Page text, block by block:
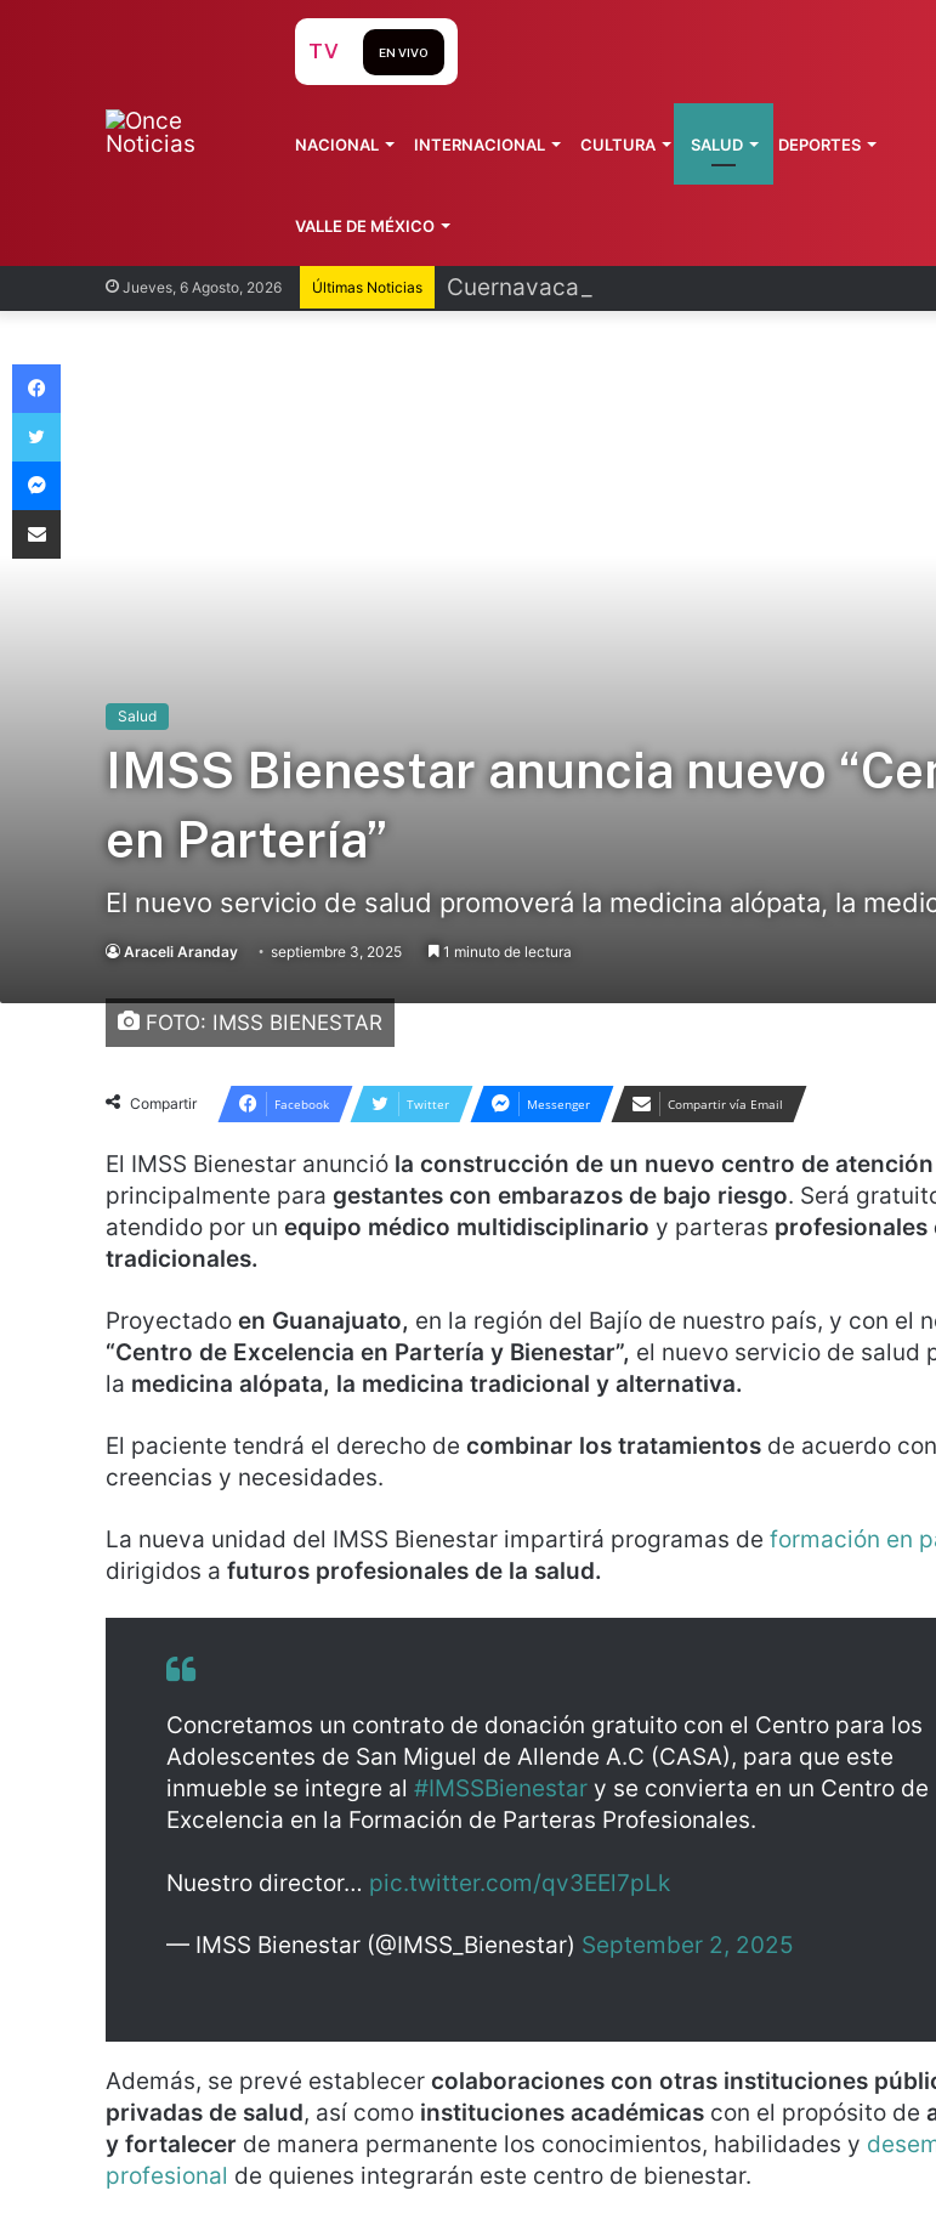
Jueves, 6 Agosto, 2026 Últimas Noticias Cuernavaca: explosión de pipa deja 20
TV EN VIVO
NACIONAL INTERNACIONAL CULTURA SALUD DEPORTES
VALLE DE MÉXICO
Salud
IMSS Bienestar anuncia nuevo
en Partería”
El nuevo servicio de salud promoverá la medicina alópata, la
Araceli Aranday septiembre 3, 2025 1 minuto de lectura
FOTO: IMSS BIENESTAR
Compartir Facebook Twitter Messenger Compartir vía Email
El IMSS Bienestar anunció la construcción de un nuevo centro de atención
principalmente para gestantes con embarazos de bajo riesgo. Será
atendido por un equipo médico multidisciplinario y parteras profesionales
tradicionales.
Proyectado en Guanajuato, en la región del Bajío de nuestro país, y con el
“Centro de Excelencia en Partería y Bienestar”, el nuevo servicio de salud
la medicina alópata, la medicina tradicional y alternativa.
El paciente tendrá el derecho de combinar los tratamientos de acuerdo
creencias y necesidades.
La nueva unidad del IMSS Bienestar impartirá programas de formación en
dirigidos a futuros profesionales de la salud.
Concretamos un contrato de donación gratuito con el Centro para los
Adolescentes de San Miguel de Allende A.C (CASA), para que este
inmueble se integre al #IMSSBienestar y se convierta en un Centro de
Excelencia en la Formación de Parteras Profesionales.
Nuestro director… pic.twitter.com/qv3EEl7pLk
— IMSS Bienestar (@IMSS_Bienestar) September 2, 2025
Además, se prevé establecer colaboraciones con otras instituciones
privadas de salud, así como instituciones académicas con el propósito de
y fortalecer de manera permanente los conocimientos, habilidades y
profesional de quienes integrarán este centro de bienestar.
Facebook
Twitter
Messenger
Compartir vía Email